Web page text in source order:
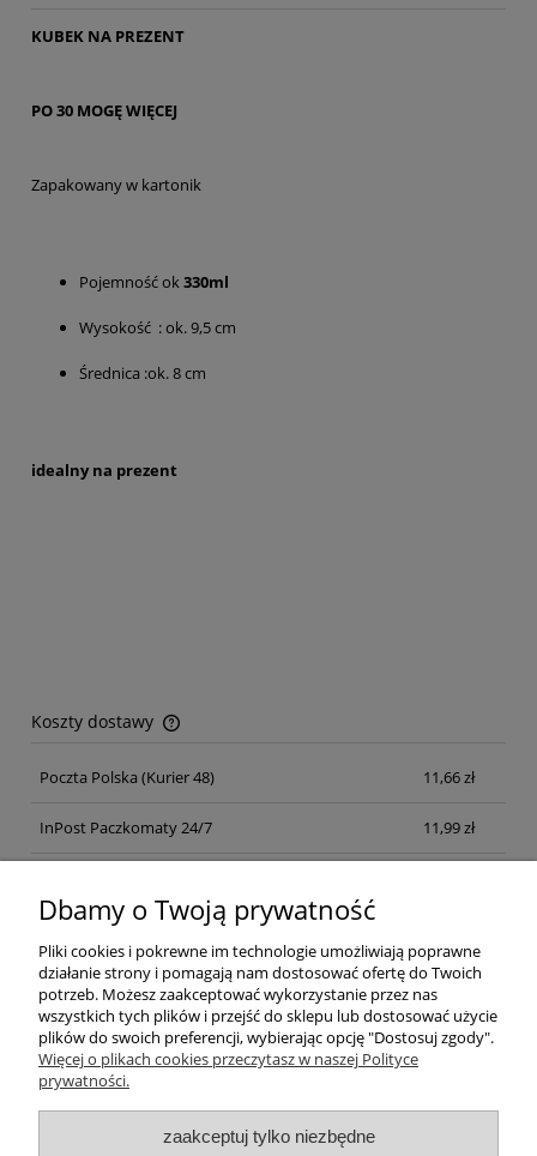
KUBEK NA PREZENT
PO 30 MOGĘ WIĘCEJ
Zapakowany w kartonik
Pojemność ok330ml
Wysokość : ok. 9,5 cm
Średnica :ok. 8 cm
idealny na prezent
Koszty dostawy
Cena nie zawiera ewentualnych kosztów płatności
Poczta Polska (Kurier 48) 11,66 zł
InPost Paczkomaty 24/7 11,99 zł
Pomoc
Moje konto
Dbamy o Twoją prywatność
Pliki cookies i pokrewne im technologie umożliwiają poprawne
działanie strony i pomagają nam dostosować ofertę do Twoich
potrzeb. Możesz zaakceptować wykorzystanie przez nas
wszystkich tych plików i przejść do sklepu lub dostosować użycie
plików do swoich preferencji, wybierając opcję "Dostosuj zgody".
Więcej o plikach cookies przeczytasz w naszej Polityce
prywatności.
zaakceptuj tylko niezbędne